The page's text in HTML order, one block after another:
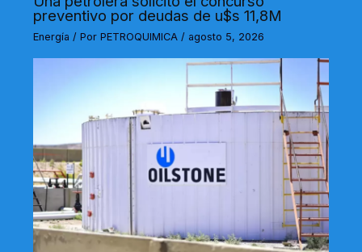
preventivo por deudas de u$s 11,8M
Energía / PorPETROQUIMICA/ agosto 5, 2026